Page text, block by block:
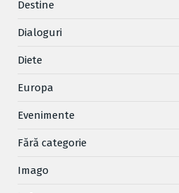
Destine
Dialoguri
Diete
Europa
Evenimente
Fără categorie
Imago